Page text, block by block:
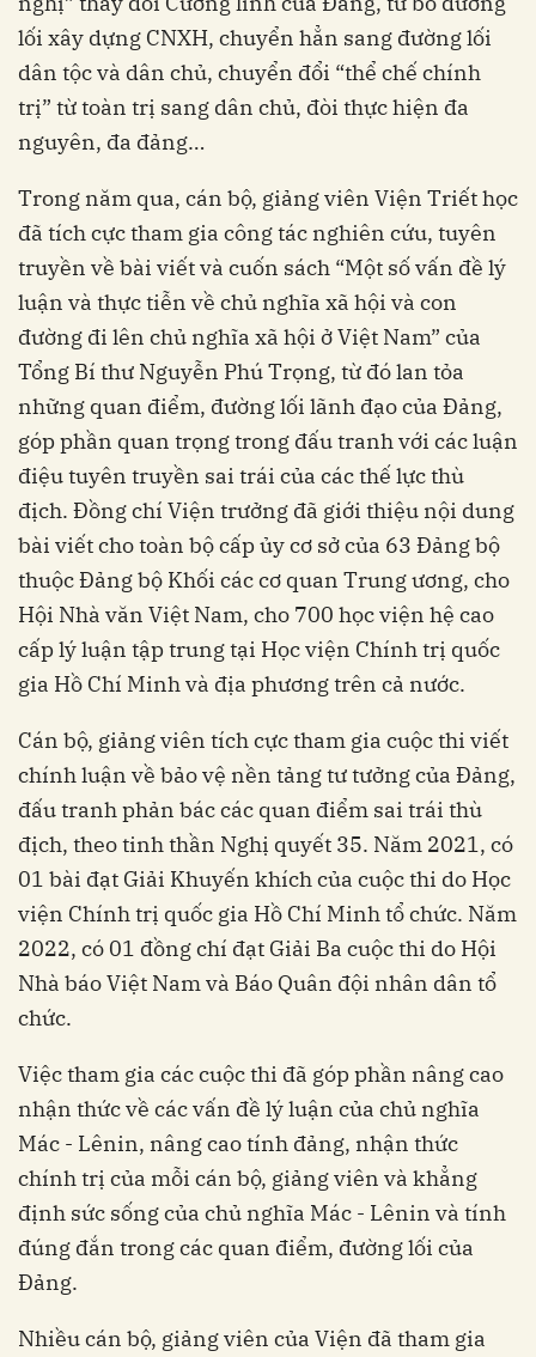
lối xây dựng CNXH, chuyển hẳn sang đường lối
dân tộc và dân chủ, chuyển đổi “thể chế chính
trị” từ toàn trị sang dân chủ, đòi thực hiện đa
nguyên, đa đảng…
Trong năm qua, cán bộ, giảng viên Viện Triết học
đã tích cực tham gia công tác nghiên cứu, tuyên
truyền về bài viết và cuốn sách “Một số vấn đề lý
luận và thực tiễn về chủ nghĩa xã hội và con
đường đi lên chủ nghĩa xã hội ở Việt Nam” của
Tổng Bí thư Nguyễn Phú Trọng, từ đó lan tỏa
những quan điểm, đường lối lãnh đạo của Đảng,
góp phần quan trọng trong đấu tranh với các luận
điệu tuyên truyền sai trái của các thế lực thù
địch. Đồng chí Viện trưởng đã giới thiệu nội dung
bài viết cho toàn bộ cấp ủy cơ sở của 63 Đảng bộ
thuộc Đảng bộ Khối các cơ quan Trung ương, cho
Hội Nhà văn Việt Nam, cho 700 học viện hệ cao
cấp lý luận tập trung tại Học viện Chính trị quốc
gia Hồ Chí Minh và địa phương trên cả nước.
Cán bộ, giảng viên tích cực tham gia cuộc thi viết
chính luận về bảo vệ nền tảng tư tưởng của Đảng,
đấu tranh phản bác các quan điểm sai trái thù
địch, theo tinh thần Nghị quyết 35. Năm 2021, có
01 bài đạt Giải Khuyến khích của cuộc thi do Học
viện Chính trị quốc gia Hồ Chí Minh tổ chức. Năm
2022, có 01 đồng chí đạt Giải Ba cuộc thi do Hội
Nhà báo Việt Nam và Báo Quân đội nhân dân tổ
chức.
Việc tham gia các cuộc thi đã góp phần nâng cao
nhận thức về các vấn đề lý luận của chủ nghĩa
Mác - Lênin, nâng cao tính đảng, nhận thức
chính trị của mỗi cán bộ, giảng viên và khẳng
định sức sống của chủ nghĩa Mác - Lênin và tính
đúng đắn trong các quan điểm, đường lối của
Đảng.
Nhiều cán bộ, giảng viên của Viện đã tham gia